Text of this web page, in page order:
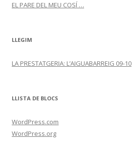
EL PARE DEL MEU COSÍ …
LLEGIM
LA PRESTATGERIA: L’AIGUABARREIG 09-10
LLISTA DE BLOCS
WordPress.com
WordPress.org